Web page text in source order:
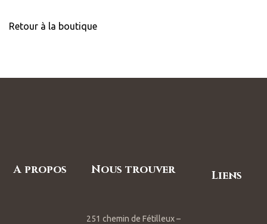
Retour à la boutique
A propos Nous trouver
251 chemin de Fétilleux –
Liens